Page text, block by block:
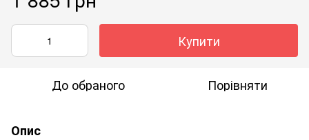
Купити
До обраного Порівняти
Опис